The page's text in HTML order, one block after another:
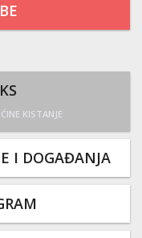
KISTANJE
I DOGAĐANJA